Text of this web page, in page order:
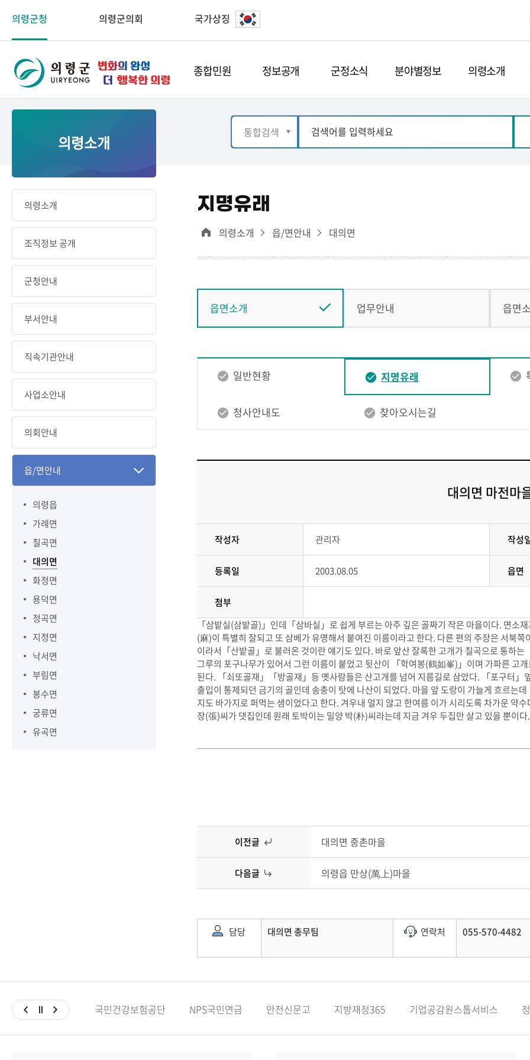
의령군청 의령군의회 국가상징
종합민원 정보공개 군정소식 분야별정보 의령소개
의령소개
의령소개
조직정보 공개
군청안내
부서안내
직속기관안내
사업소안내
의회안내
읍/면안내
의령읍
가례면
칠곡면
대의면
화정면
용덕면
정곡면
지정면
낙서면
부림면
봉수면
궁류면
유곡면
지명유래
의령소개 읍/면안내 대의면
읍면소개 업무안내 읍면
일반현황 지명유래
청사안내도 찾아오시는길
대의면 마전마
작성자 관리자 작성
등록일 2003.08.05 읍면
첨부
「삼밭실(삼밭골)」인데「삼바실」로 쉽게 부르는 아주 깊은 골짜기 작은 마을이다. 면소
(麻)이 특별히 잘되고 또 삼베가 유명해서 붙여진 이름이라고 한다. 다른 편의 주장은 서북
이라서「산밭골」로 불러온 것이란 얘기도 있다. 바로 앞산 잘록한 고개가 칠곡으로 통하
그루의 포구나무가 있어서 그런 이름이 붙었고 뒷산이 「학여봉(鶴如峯)」이며 가파른 고
된다. 「쇠또골재」「방골재」등 옛사람들은 산고개를 넘어 지름길로 삼았다. 「포구터
출입이 통제되던 금기의 골인데 송충이 탓에 나산이 되었다. 마을 앞 도랑이 가늘게 흐르는
지도 바가지로 퍼먹는 샘이었다고 한다. 겨우내 얼지 않고 한여름 이가 시리도록 차가운
장(張)씨가 댓집인데 원래 토박이는 밀양 박(朴)씨라는데 지금 겨우 두집만 살고 있을 뿐이다.
이전글 대의면 중촌마을
다음글 의령읍 만상(萬上)마을
담당 대의면 총무팀 연락처 055-570-4482
국민건강보험공단 NPS국민연금 안전신문고 지방재정365 기업공감원스톱서비스